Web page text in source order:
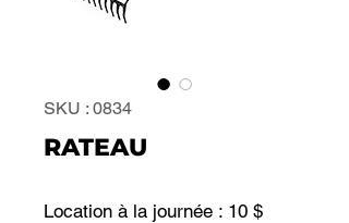
SKU : 0834
RATEAU
Location à la journée : 10 $